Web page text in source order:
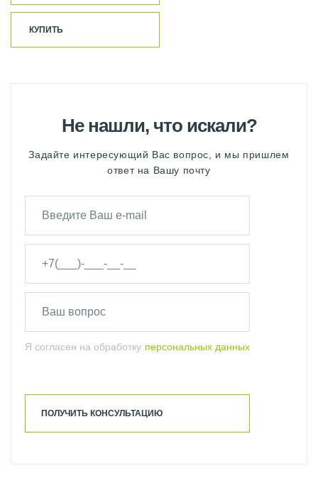
КУПИТЬ
Не нашли, что искали?
Задайте интересующий Вас вопрос, и мы пришлем
ответ на Вашу почту
Я согласен на обработку персональных данных
ПОЛУЧИТЬ КОНСУЛЬТАЦИЮ